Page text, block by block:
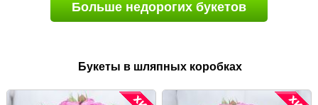
Больше недорогих букетов
Букеты в шляпных коробках